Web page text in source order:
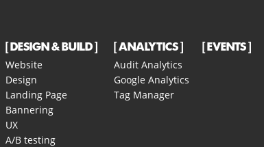
DESIGN & BUILD
Website
Design
Landing Page
Bannering
UX
A/B testing
ANALYTICS
Audit Analytics
Google Analytics
Tag Manager
EVENTS